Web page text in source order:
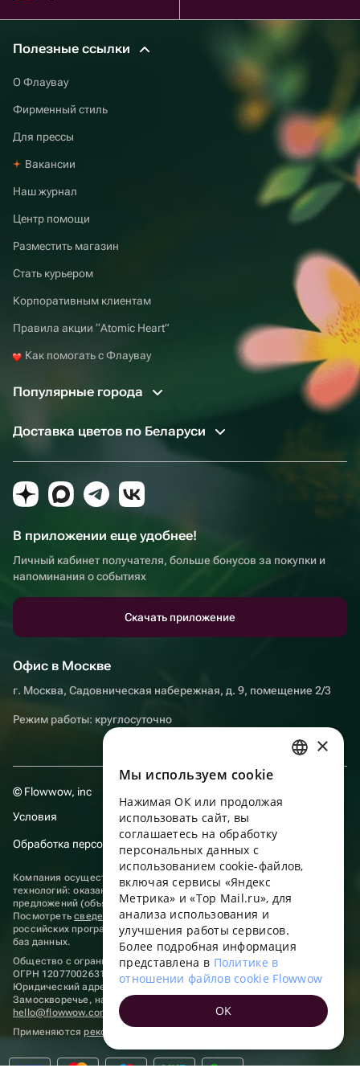
Полезные ссылки
О Флаувау
Фирменный стиль
Для прессы
Вакансии
Наш журнал
Центр помощи
Разместить магазин
Стать курьером
Корпоративным клиентам
Правила акции “Atomic Heart”
Как помогать с Флаувау
Популярные города
Доставка цветов по Беларуси
В приложении еще удобнее!
Личный кабинет получателя, больше бонусов за покупки и
напоминания о событиях
Скачать приложение
Офис в Москве
г. Москва, Садовническая набережная, д. 9, помещение 2/3
Режим работы: круглосуточно
© Flowwow, inc
Условия
Обработка персональных данных
Компания осуществляет деятельность в области информационных
технологий: оказание услуг в сети “Интернет” по размещению
предложений (объявлений) продавцов о реализации товаров.
Посмотретьсведения о программах, включенных в реестр
российских программ для электронных вычислительных машин и
баз данных.
Общество с ограниченной ответственностью «ФЛАУВАУ»
ОГРН 1207700263198, ИНН 9702020445
Юридический адрес: г. Москва, вн.тер. г. Муниципальный округ
Замоскворечье, наб. Садовническая, д. 9, помещ. 2/3.
hello@flowwow.com
8 800 555-16-15
Применяютсярекомендательные технологии
ENGLISH
UKRAINIAN
PORTUGUESE
FRENCH
TURKISH
POLISH
×
Мы используем сookie
Нажимая ОК или продолжая
использовать сайт, вы
соглашаетесь на обработку
персональных данных с
использованием cookie-файлов,
включая сервисы «Яндекс
Метрика» и «Top Mail.ru», для
анализа использования и
улучшения работы сервисов.
Более подробная информация
представлена в Политике в
отношении файлов cookie Flowwow
OK